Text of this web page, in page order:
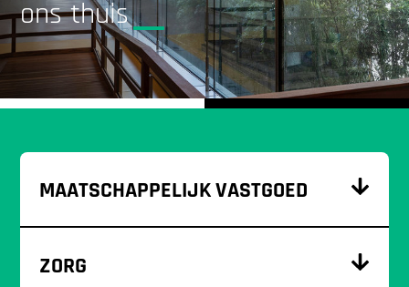
ons thuis
MAATSCHAPPELIJK VASTGOED
ZORG